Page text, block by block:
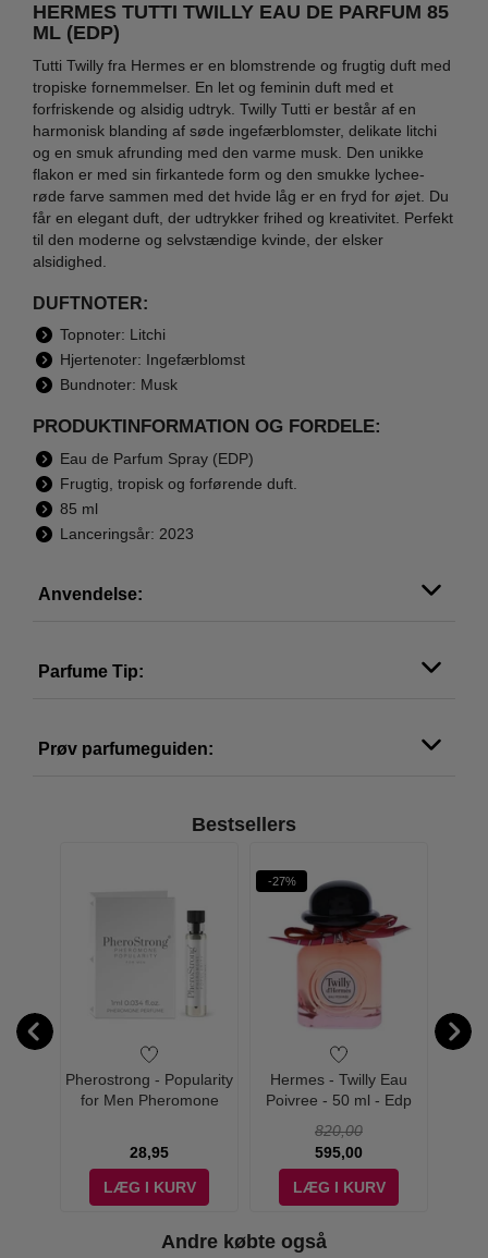
HERMES TUTTI TWILLY EAU DE PARFUM 85
ML (EDP)
Tutti Twilly fra Hermes er en blomstrende og frugtig duft med
tropiske fornemmelser. En let og feminin duft med et
forfriskende og alsidig udtryk. Twilly Tutti er består af en
harmonisk blanding af søde ingefærblomster, delikate litchi
og en smuk afrunding med den varme musk. Den unikke
flakon er med sin firkantede form og den smukke lychee-
røde farve sammen med det hvide låg er en fryd for øjet. Du
får en elegant duft, der udtrykker frihed og kreativitet. Perfekt
til den moderne og selvstændige kvinde, der elsker
alsidighed.
DUFTNOTER:
Topnoter: Litchi
Hjertenoter: Ingefærblomst
Bundnoter: Musk
PRODUKTINFORMATION OG FORDELE:
Eau de Parfum Spray (EDP)
Frugtig, tropisk og forførende duft.
85 ml
Lanceringsår: 2023
Anvendelse:
Parfume Tip:
Prøv parfumeguiden:
Bestsellers
Pherostrong - Popularity
for Men Pheromone
28,95
LÆG I KURV
-27%
Hermes - Twilly Eau
Poivree - 50 ml - Edp
820,00
595,00
LÆG I KURV
Andre købte også